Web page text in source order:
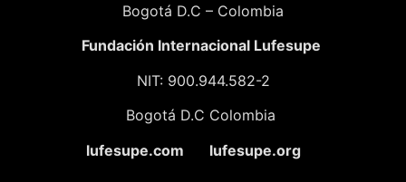
Bogotá D.C – Colombia
Fundación Internacional Lufesupe
NIT: 900.944.582-2
Bogotá D.C Colombia
lufesupe.com lufesupe.org